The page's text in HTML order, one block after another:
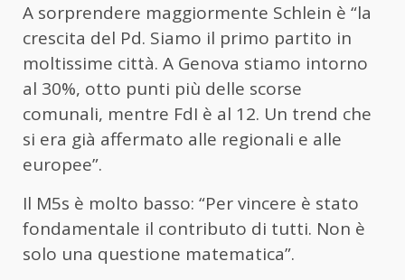
A sorprendere maggiormente Schlein è “la
crescita del Pd. Siamo il primo partito in
moltissime città. A Genova stiamo intorno
al 30%, otto punti più delle scorse
comunali, mentre FdI è al 12. Un trend che
si era già affermato alle regionali e alle
europee”.
Il M5s è molto basso: “Per vincere è stato
fondamentale il contributo di tutti. Non è
solo una questione matematica”.